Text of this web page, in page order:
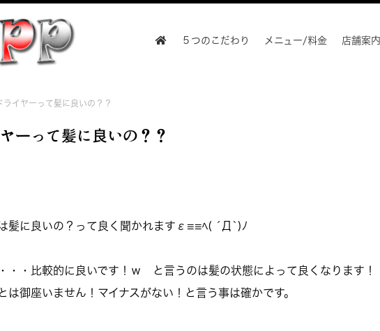
５つのこだわり メニュー/料金 店舗案内
ライヤーって髪に良いの？？
ーって髪に良いの？？
髪に良いの？って良く聞かれますε≡≡ﾍ( ´Д`)ﾉ
・・比較的に良いです！ｗ と言うのは髪の状態によって良くなります！
は御座いません！マイナスがない！と言う事は確かです。